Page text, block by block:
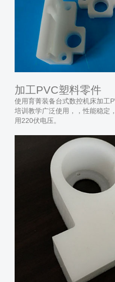
加工PVC塑料零件
使用育菁装备台式数控机床加工
培训教学广泛使用，，性能稳定
用220伏电压。